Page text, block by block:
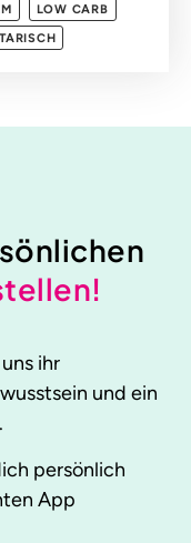
LOW CARB
ihr
und ein
persönlich
App